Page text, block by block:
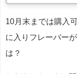
10月末までは購入
に入りフレーバー
は？